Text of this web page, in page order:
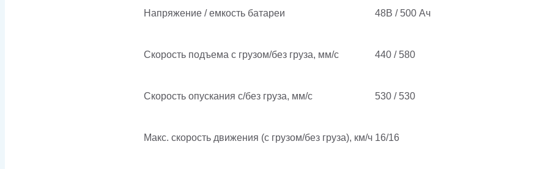
Напряжение / емкость батареи 48В / 500 Ач
Скорость подъема с грузом/без груза, мм/с 440 / 580
Скорость опускания c/без груза, мм/с 530 / 530
Макс. скорость движения (с грузом/без груза), км/ч 16/16